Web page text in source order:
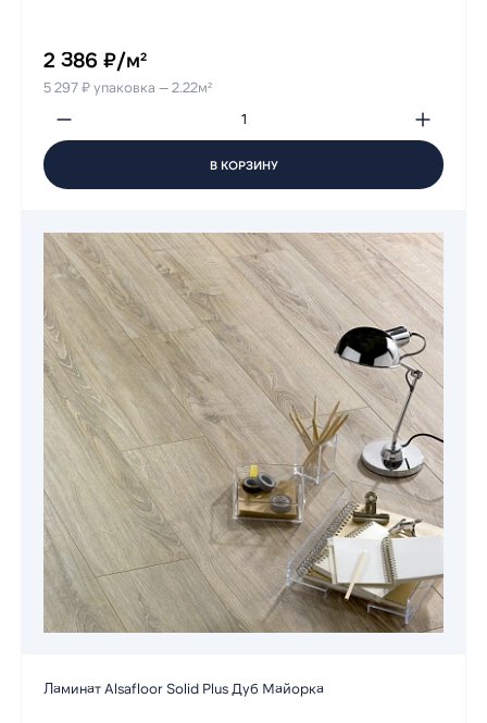
2 386 ₽/м²
5 297 ₽ упаковка — 2.22м²
В КОРЗИНУ
Ламинат Alsafloor Solid Plus Дуб Майорка